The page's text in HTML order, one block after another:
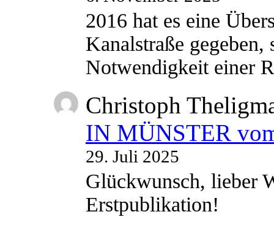
2016 hat es eine
Kanalstraße
Notwendigkeit einer
Christoph
IN MÜNSTER
29. Juli 2025
Glückwunsch, lieber
Erstpublikation!